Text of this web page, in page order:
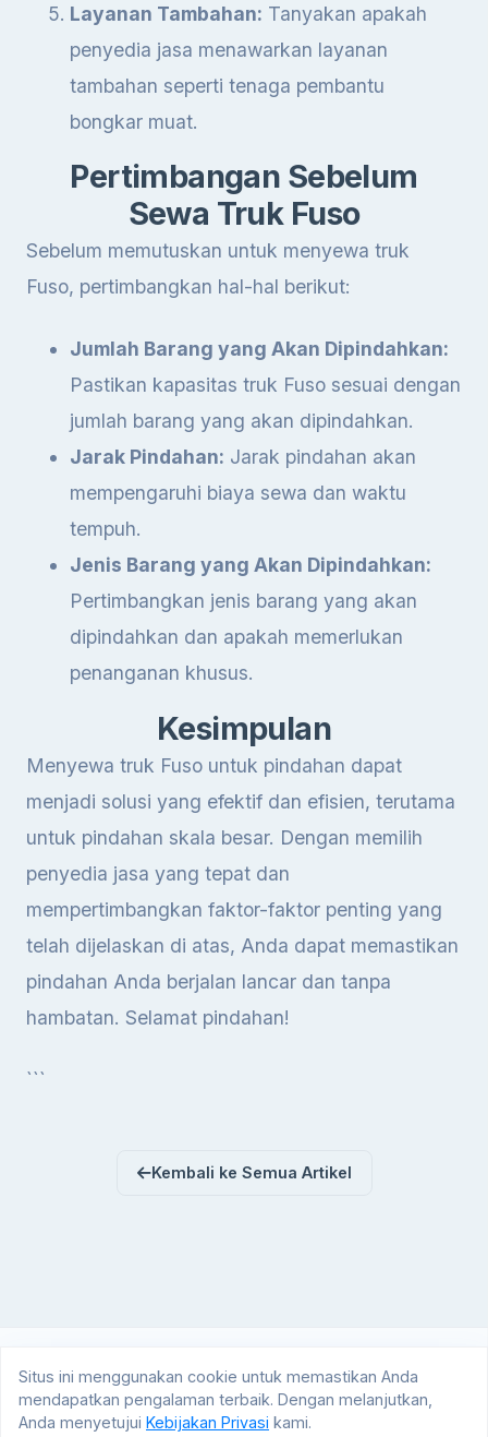
Layanan Tambahan: Tanyakan apakah
penyedia jasa menawarkan layanan
tambahan seperti tenaga pembantu
bongkar muat.
Pertimbangan Sebelum
Sewa Truk Fuso
Sebelum memutuskan untuk menyewa truk
Fuso, pertimbangkan hal-hal berikut:
Jumlah Barang yang Akan Dipindahkan:
Pastikan kapasitas truk Fuso sesuai dengan
jumlah barang yang akan dipindahkan.
Jarak Pindahan: Jarak pindahan akan
mempengaruhi biaya sewa dan waktu
tempuh.
Jenis Barang yang Akan Dipindahkan:
Pertimbangkan jenis barang yang akan
dipindahkan dan apakah memerlukan
penanganan khusus.
Kesimpulan
Menyewa truk Fuso untuk pindahan dapat
menjadi solusi yang efektif dan efisien, terutama
untuk pindahan skala besar. Dengan memilih
penyedia jasa yang tepat dan
mempertimbangkan faktor-faktor penting yang
telah dijelaskan di atas, Anda dapat memastikan
pindahan Anda berjalan lancar dan tanpa
hambatan. Selamat pindahan!
```
Kembali ke Semua Artikel
© 2026 SiagaTrans.com. All rights reserved.
Situs ini menggunakan cookie untuk memastikan Anda
mendapatkan pengalaman terbaik. Dengan melanjutkan,
Anda menyetujui Kebijakan Privasi kami.